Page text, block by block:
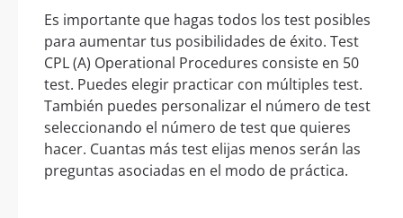
Es importante que hagas todos los test posibles
para aumentar tus posibilidades de éxito. Test
CPL (A) Operational Procedures consiste en 50
test. Puedes elegir practicar con múltiples test.
También puedes personalizar el número de test
seleccionando el número de test que quieres
hacer. Cuantas más test elijas menos serán las
preguntas asociadas en el modo de práctica.